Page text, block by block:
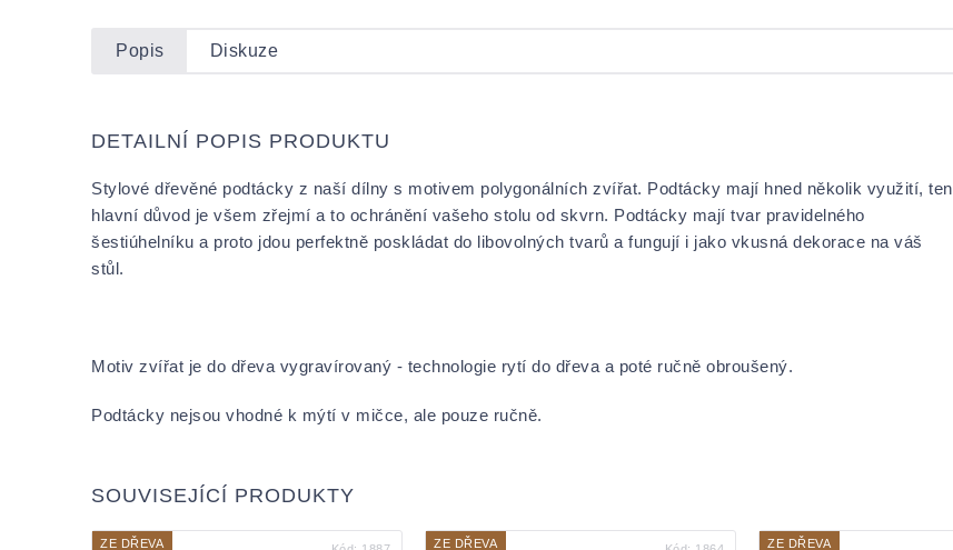
Popis Diskuze
DETAILNÍ POPIS PRODUKTU
Stylové dřevěné podtácky z naší dílny s motivem polygonálních zvířat. Podtácky mají hned několik využití, ten
hlavní důvod je všem zřejmí a to ochránění vašeho stolu od skvrn. Podtácky mají tvar pravidelného
šestiúhelníku a proto jdou perfektně poskládat do libovolných tvarů a fungují i jako vkusná dekorace na váš
stůl.
Motiv zvířat je do dřeva vygravírovaný - technologie rytí do dřeva a poté ručně obroušený.
Podtácky nejsou vhodné k mýtí v mičce, ale pouze ručně.
SOUVISEJÍCÍ PRODUKTY
ZE DŘEVA ZE DŘEVA ZE DŘEVA